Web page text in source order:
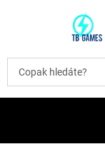
t